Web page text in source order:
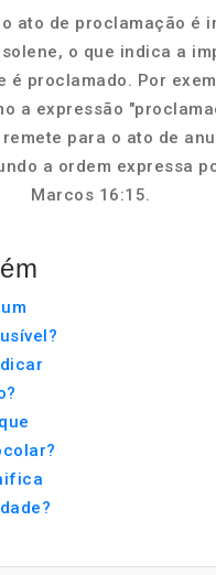
ato de proclamação é
o que indica a
é proclamado. Por
a expressão
remete para o ato de
a ordem expressa
Marcos 16:15.